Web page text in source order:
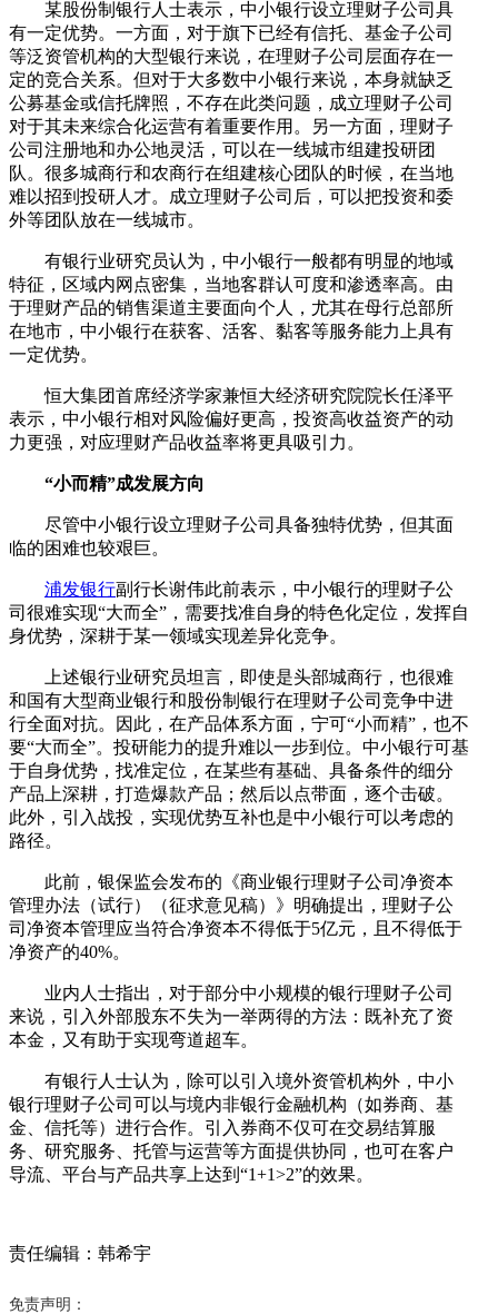
某股份制银行人士表示，中小银行设立理财子公司具
有一定优势。一方面，对于旗下已经有信托、基金子公司
等泛资管机构的大型银行来说，在理财子公司层面存在一
定的竞合关系。但对于大多数中小银行来说，本身就缺乏
公募基金或信托牌照，不存在此类问题，成立理财子公司
对于其未来综合化运营有着重要作用。另一方面，理财子
公司注册地和办公地灵活，可以在一线城市组建投研团
队。很多城商行和农商行在组建核心团队的时候，在当地
难以招到投研人才。成立理财子公司后，可以把投资和委
外等团队放在一线城市。
有银行业研究员认为，中小银行一般都有明显的地域
特征，区域内网点密集，当地客群认可度和渗透率高。由
于理财产品的销售渠道主要面向个人，尤其在母行总部所
在地市，中小银行在获客、活客、黏客等服务能力上具有
一定优势。
恒大集团首席经济学家兼恒大经济研究院院长任泽平
表示，中小银行相对风险偏好更高，投资高收益资产的动
力更强，对应理财产品收益率将更具吸引力。
“小而精”成发展方向
尽管中小银行设立理财子公司具备独特优势，但其面
临的困难也较艰巨。
浦发银行副行长谢伟此前表示，中小银行的理财子公
司很难实现“大而全”，需要找准自身的特色化定位，发挥自
身优势，深耕于某一领域实现差异化竞争。
上述银行业研究员坦言，即使是头部城商行，也很难
和国有大型商业银行和股份制银行在理财子公司竞争中进
行全面对抗。因此，在产品体系方面，宁可“小而精”，也不
要“大而全”。投研能力的提升难以一步到位。中小银行可基
于自身优势，找准定位，在某些有基础、具备条件的细分
产品上深耕，打造爆款产品；然后以点带面，逐个击破。
此外，引入战投，实现优势互补也是中小银行可以考虑的
路径。
此前，银保监会发布的《商业银行理财子公司净资本
管理办法（试行）（征求意见稿）》明确提出，理财子公
司净资本管理应当符合净资本不得低于5亿元，且不得低于
净资产的40%。
业内人士指出，对于部分中小规模的银行理财子公司
来说，引入外部股东不失为一举两得的方法：既补充了资
本金，又有助于实现弯道超车。
有银行人士认为，除可以引入境外资管机构外，中小
银行理财子公司可以与境内非银行金融机构（如券商、基
金、信托等）进行合作。引入券商不仅可在交易结算服
务、研究服务、托管与运营等方面提供协同，也可在客户
导流、平台与产品共享上达到“1+1>2”的效果。
责任编辑：韩希宇
免责声明：